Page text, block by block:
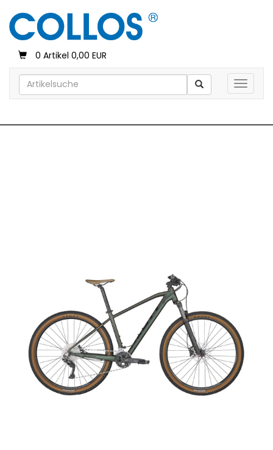
0 Artikel 0,00 EUR
Toggle